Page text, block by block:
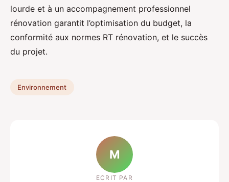
lourde et à un accompagnement professionnel
rénovation garantit l’optimisation du budget, la
conformité aux normes RT rénovation, et le succès
du projet.
Environnement
M
ECRIT PAR